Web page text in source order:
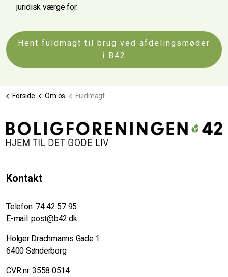
juridisk værge for.
Hent fuldmagt til brug ved afdelingsmøder
i B42
Forside Om os Fuldmagt
Kontakt
Telefon: 74 42 57 95
E-mail: post@b42.dk
Holger Drachmanns Gade 1
6400 Sønderborg
CVR nr. 3558 0514